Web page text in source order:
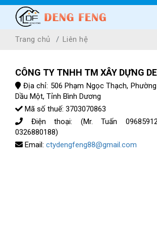
TRANG CHỦ
SẢN PHẨM
BẢNG GIÁ
TIN TỨC
Trang chủ Liên hệ
CÔNG TY TNHH TM XÂY DỰNG
Địa chỉ: 506 Phạm Ngọc Thạch,
Dầu Một, Tỉnh Bình Dương
Mã số thuế: 3703070863
Điện thoại: (Mr. Tuấn
0326880188)
Email: ctydengfeng88@gmail.com